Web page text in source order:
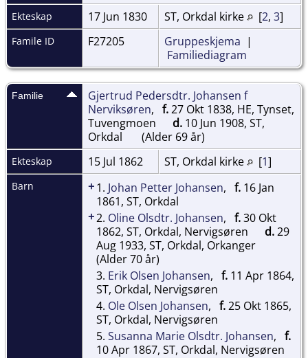
Ekteskap 17 Jun 1830 ST, Orkdal kirke [2, 3]
Famile ID F27205 Gruppeskjema |
Familiediagram
Familie
Gjertrud Pedersdtr. Johansen f
Nerviksøren, f.27 Okt 1838, HE, Tynset,
Tuvengmoen
d. 10 Jun 1908, ST,
Orkdal
(Alder 69 år)
Ekteskap 15 Jul 1862 ST, Orkdal kirke [1]
Barn +1. Johan Petter Johansen, f. 16 Jan
1861, ST, Orkdal
+2. Oline Olsdtr. Johansen, f.30 Okt
1862, ST, Orkdal, Nervigsøren
d.29
Aug 1933, ST, Orkdal, Orkanger
(Alder 70 år)
3. Erik Olsen Johansen, f. 11 Apr 1864,
ST, Orkdal, Nervigsøren
4. Ole Olsen Johansen, f.25 Okt 1865,
ST, Orkdal, Nervigsøren
5. Susanna Marie Olsdtr. Johansen, f.
10 Apr 1867, ST, Orkdal, Nervigsøren